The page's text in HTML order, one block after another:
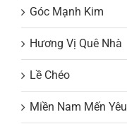
Góc Mạnh Kim
Hương Vị Quê Nhà
Lề Chéo
Miền Nam Mến Yêu